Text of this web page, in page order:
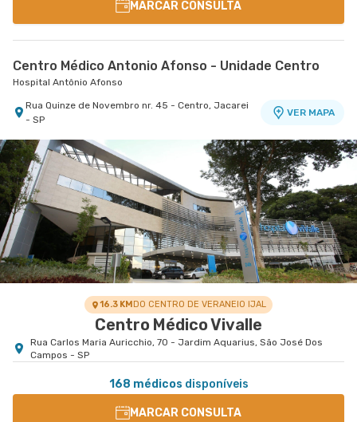
MARCAR CONSULTA
Centro Médico Antonio Afonso - Unidade Centro
Hospital Antônio Afonso
Rua Quinze de Novembro nr. 45 - Centro, Jacarei
- SP
VER MAPA
16.3 KMDO CENTRO DE VERANEIO IJAL
Centro Médico Vivalle
Rua Carlos Maria Auricchio, 70 - Jardim Aquarius, São José Dos
Campos - SP
168 médicos disponíveis
MARCAR CONSULTA